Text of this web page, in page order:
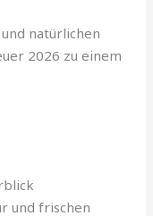
natürlichen
2026 zu einem
und frischen